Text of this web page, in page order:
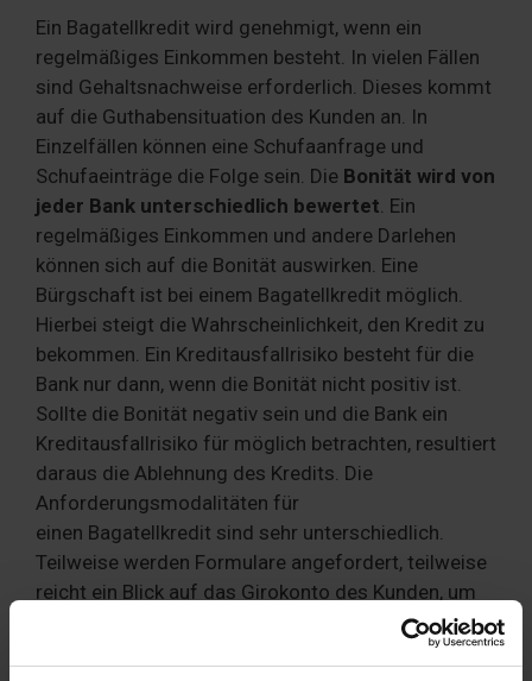
Ein Bagatellkredit wird genehmigt, wenn ein
regelmäßiges Einkommen besteht. In vielen Fällen
sind Gehaltsnachweise erforderlich. Dieses kommt
auf die Guthabensituation des Kunden an. In
Einzelfällen können eine Schufaanfrage und
Schufaeinträge die Folge sein. Die Bonität wird von
jeder Bank unterschiedlich bewertet. Ein
regelmäßiges Einkommen und andere Darlehen
können sich auf die Bonität auswirken. Eine
Bürgschaft ist bei einem Bagatellkredit möglich.
Hierbei steigt die Wahrscheinlichkeit, den Kredit zu
bekommen. Ein Kreditausfallrisiko besteht für die
Bank nur dann, wenn die Bonität nicht positiv ist.
Sollte die Bonität negativ sein und die Bank ein
Kreditausfallrisiko für möglich betrachten, resultiert
daraus die Ablehnung des Kredits. Die
Anforderungsmodalitäten für
einen Bagatellkredit sind sehr unterschiedlich.
Teilweise werden Formulare angefordert, teilweise
reicht ein Blick auf das Girokonto des Kunden, um
zu bestimmen, ob ein Kredit genehmigt werden